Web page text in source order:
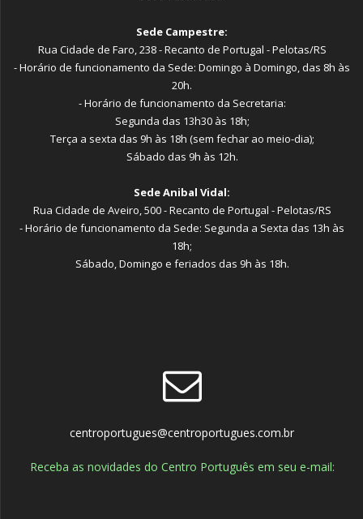
Sede Campestre:
Rua Cidade de Faro, 238 - Recanto de Portugal - Pelotas/RS
- Horário de funcionamento da Sede: Domingo à Domingo, das 8h às
20h.
- Horário de funcionamento da Secretaria:
Segunda das 13h30 às 18h;
Terça a sexta das 9h às 18h (sem fechar ao meio-dia);
Sábado das 9h às 12h.
Sede Anibal Vidal:
Rua Cidade de Aveiro, 500 - Recanto de Portugal - Pelotas/RS
- Horário de funcionamento da Sede: Segunda a Sexta das 13h às
18h;
Sábado, Domingo e feriados das 9h às 18h.
centroportugues@centroportugues.com.br
Receba as novidades do Centro Português em seu e-mail: